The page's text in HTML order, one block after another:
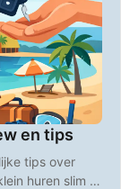
en tips
tips over
huren slim is